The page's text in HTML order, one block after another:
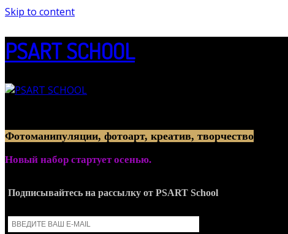
Skip to content
PSART SCHOOL
Фотоманипуляции, фотоарт, креатив, творчество
Новый набор стартует осенью.
Подписывайтесь на рассылку от PSART School